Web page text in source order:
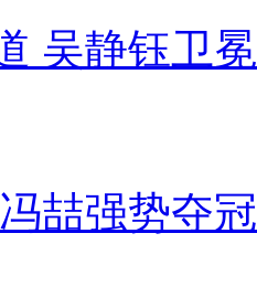
吴静钰卫冕
喆强势夺冠